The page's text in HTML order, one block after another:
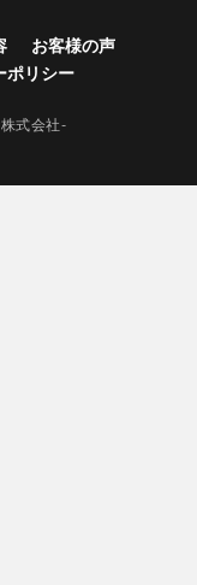
お客様の声
ポリシー
式会社-